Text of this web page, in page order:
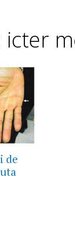
icter
de